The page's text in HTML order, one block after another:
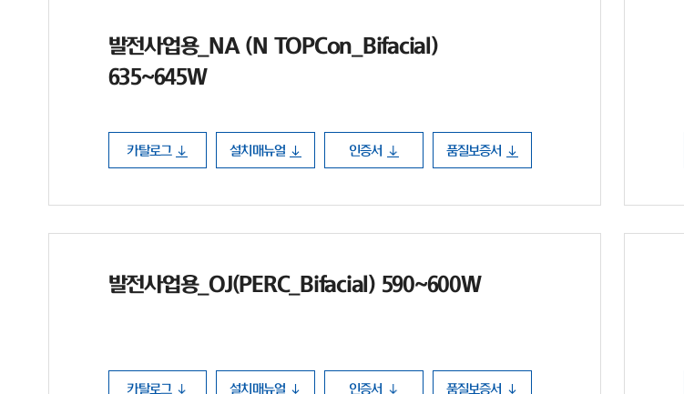
발전사업용_NA (N TOPCon_Bifacial)
635~645W
카탈로그 설치매뉴얼 인증서 품질보증서
발전사업용_OJ(PERC_Bifacial) 590~600W
카탈로그 설치매뉴얼 인증서 품질보증서